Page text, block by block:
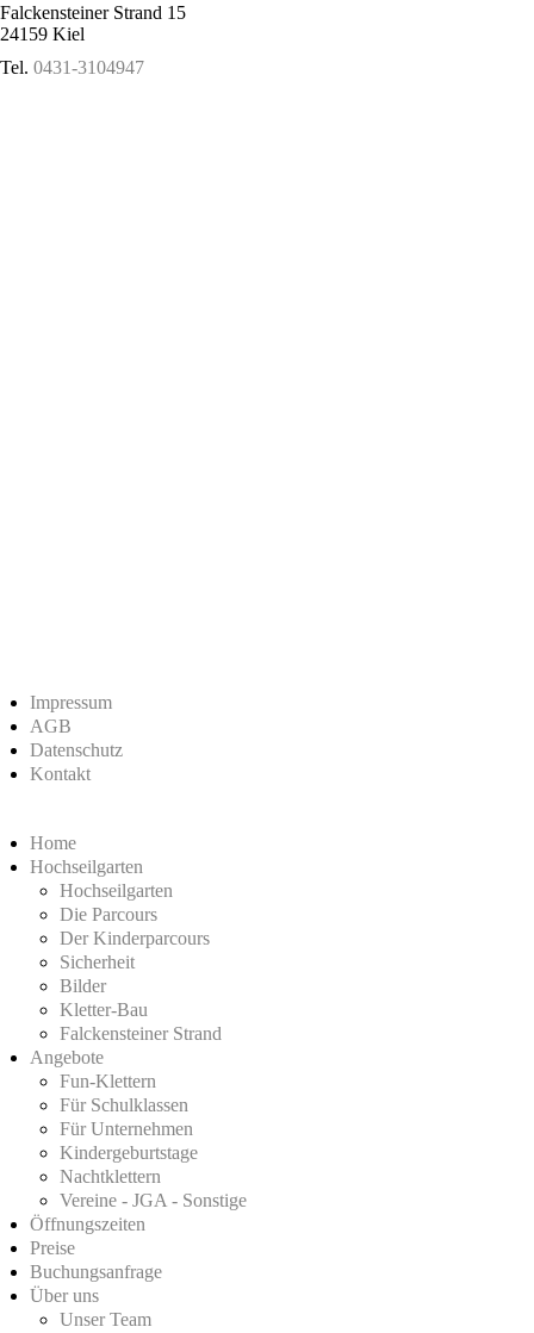
Falckensteiner Strand 15
24159 Kiel
Tel. 0431-3104947
Impressum
AGB
Datenschutz
Kontakt
Home
Hochseilgarten
Hochseilgarten
Die Parcours
Der Kinderparcours
Sicherheit
Bilder
Kletter-Bau
Falckensteiner Strand
Angebote
Fun-Klettern
Für Schulklassen
Für Unternehmen
Kindergeburtstage
Nachtklettern
Vereine - JGA - Sonstige
Öffnungszeiten
Preise
Buchungsanfrage
Über uns
Unser Team